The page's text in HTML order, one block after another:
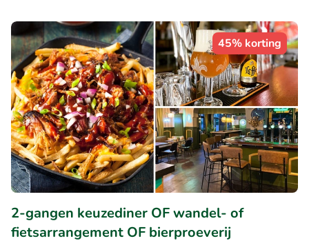
45% korting
2-gangen keuzediner OF wandel- of
fietsarrangement OF bierproeverij